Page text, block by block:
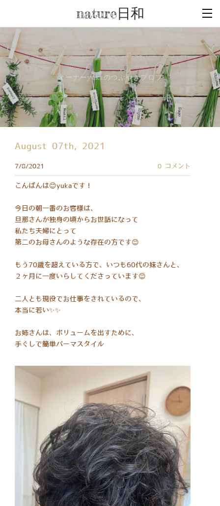
nature日和
オーナーyukaのつぶやきブロブ
August 07th, 2021
7/8/2021 0 コメント
こんばんは😊yukaです！
今日の朝一番のお客様は、
旦那さんが独身の頃からお世話になって
私たち夫婦にとって
第二のお母さんのような存在の方です😊
もう70歳を超えている方で、いつも60代の妹さんと、
２ヶ月に一度いらしてくださっています😊
二人とも現役でお仕事をされているので、
本当に若い✨✨
お姉さんは、ボリュームを出すために、
手ぐしで簡単パーマスタイル